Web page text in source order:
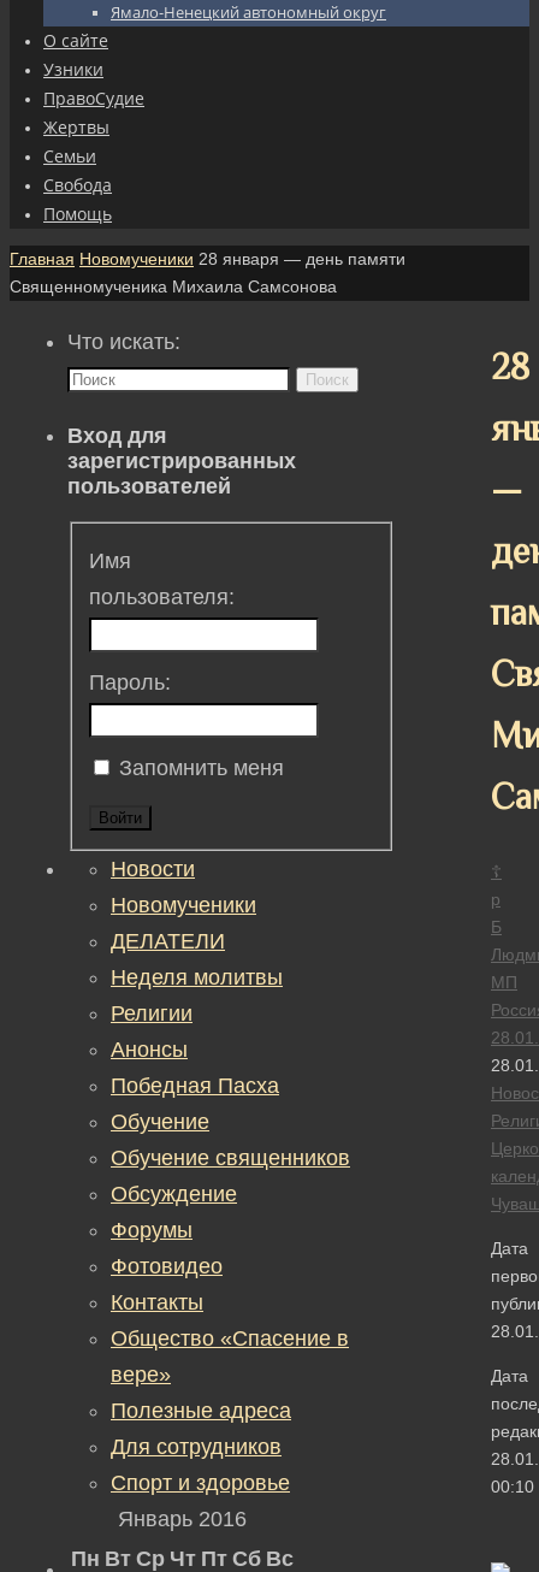
Ямало-Ненецкий автономный округ
О сайте
Узники
ПравоСудие
Жертвы
Семьи
Свобода
Помощь
Главная Новомученики 28 января — день памяти
Священномученика Михаила Самсонова
28
—
☦
р
Б
МП
Дата
Дата
00:10
Что искать:
Поиск
Вход для
зарегистрированных
пользователей
Имя
пользователя:
Пароль:
Запомнить меня
Войти
Новости
Новомученики
ДЕЛАТЕЛИ
Неделя молитвы
Религии
Анонсы
Победная Пасха
Обучение
Обучение священников
Обсуждение
Форумы
Фотовидео
Контакты
Общество «Спасение в
вере»
Полезные адреса
Для сотрудников
Спорт и здоровье
Январь 2016
Пн Вт Ср Чт Пт Сб Вс